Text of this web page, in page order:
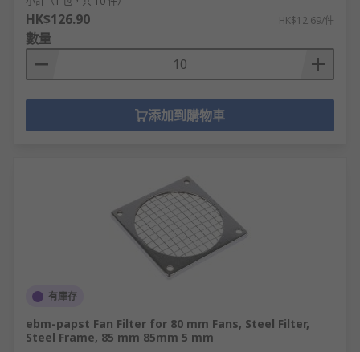
HK$126.90 HK$12.69/件
數量
添加到購物車
有庫存
ebm-papst Fan Filter for 80 mm Fans, Steel Filter,
Steel Frame, 85 mm 85mm 5 mm